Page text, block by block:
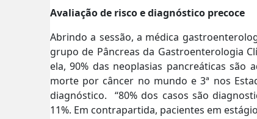
Avaliação de risco e diagnóstico precoce
Abrindo a sessão, a médica
grupo de Pâncreas da Gastroenterologia
ela, 90% das neoplasias pancreáticas são
morte por câncer no mundo e 3ª nos
diagnóstico. “80% dos casos são
11%. Em contrapartida, pacientes em